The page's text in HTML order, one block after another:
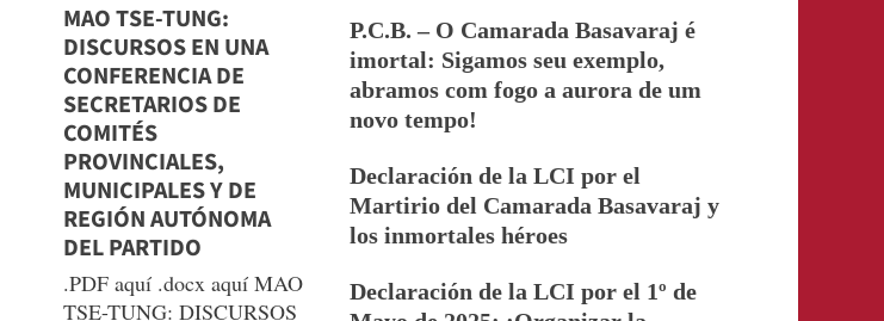
MAO TSE-TUNG:
DISCURSOS EN UNA
CONFERENCIA DE
SECRETARIOS DE
COMITÉS
PROVINCIALES,
MUNICIPALES Y DE
REGIÓN AUTÓNOMA
DEL PARTIDO
.PDF aquí .docx aquí MAO
TSE-TUNG: DISCURSOS
P.C.B. – O Camarada Basavaraj é
imortal: Sigamos seu exemplo,
abramos com fogo a aurora de um
novo tempo!
Declaración de la LCI por el
Martirio del Camarada Basavaraj y
los inmortales héroes
Declaración de la LCI por el 1º de